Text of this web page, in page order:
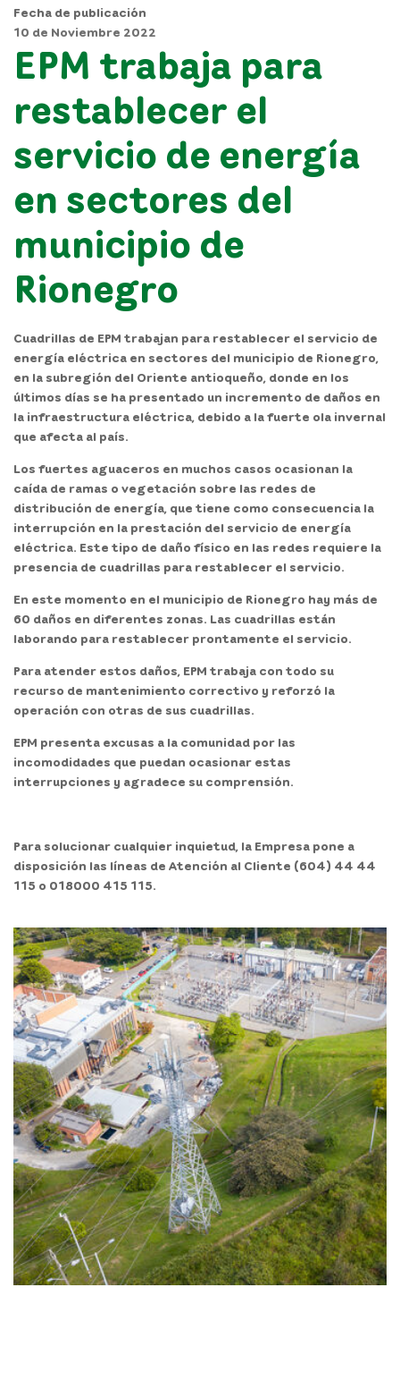
Fecha de publicación
10 de Noviembre 2022
EPM trabaja para
restablecer el
servicio de energía
en sectores del
municipio de
Rionegro
Cuadrillas de EPM trabajan para restablecer el servicio de
energía eléctrica en sectores del municipio de Rionegro,
en la subregión del Oriente antioqueño, donde en los
últimos días se ha presentado un incremento de daños en
la infraestructura eléctrica, debido a la fuerte ola invernal
que afecta al país.
Los fuertes aguaceros en muchos casos ocasionan la
caída de ramas o vegetación sobre las redes de
distribución de energía, que tiene como consecuencia la
interrupción en la prestación del servicio de energía
eléctrica. Este tipo de daño físico en las redes requiere la
presencia de cuadrillas para restablecer el servicio.
En este momento en el municipio de Rionegro hay más de
60 daños en diferentes zonas. Las cuadrillas están
laborando para restablecer prontamente el servicio.
Para atender estos daños, EPM trabaja con todo su
recurso de mantenimiento correctivo y reforzó la
operación con otras de sus cuadrillas.
EPM presenta excusas a la comunidad por las
incomodidades que puedan ocasionar estas
interrupciones y agradece su comprensión.
Para solucionar cualquier inquietud, la Empresa pone a
disposición las líneas de Atención al Cliente (604) 44 44
115 o 018000 415 115.